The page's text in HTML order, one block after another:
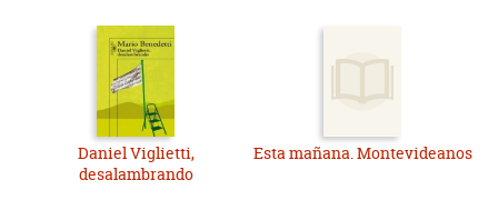
Daniel Viglietti,
desalambrando
Esta mañana. Montevideanos